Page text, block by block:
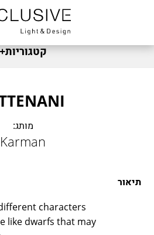
קטגוריות
FABBIAN
DIESEL
FONTANA ARTE
DCW
צמודי קיר
צמוד תקרה
תלייה
זרקור
כל המוצרים
מותג:
Karman
תיאור
characters
like dwarfs that may